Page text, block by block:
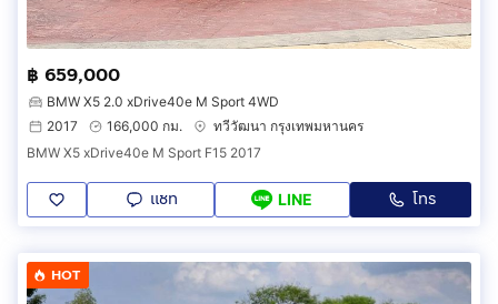
฿ 659,000
BMW X5 2.0 xDrive40e M Sport 4WD
2017
166,000 กม.
ทวีวัฒนา กรุงเทพมหานคร
BMW X5 xDrive40e M Sport F15 2017
แชท LINE โทร
HOT